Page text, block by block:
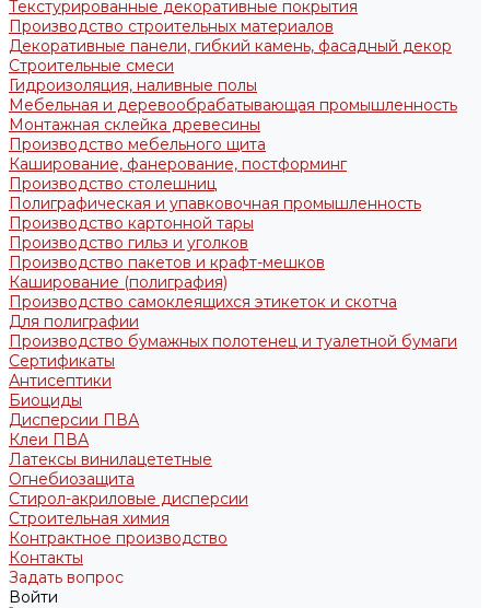
Текстурированные декоративные покрытия
Производство строительных материалов
Декоративные панели, гибкий камень, фасадный декор
Строительные смеси
Гидроизоляция, наливные полы
Мебельная и деревообрабатывающая промышленность
Монтажная склейка древесины
Производство мебельного щита
Каширование, фанерование, постформинг
Производство столешниц
Полиграфическая и упавковочная промышленность
Производство картонной тары
Производство гильз и уголков
Производство пакетов и крафт-мешков
Каширование (полиграфия)
Производство самоклеящихся этикеток и скотча
Для полиграфии
Производство бумажных полотенец и туалетной бумаги
Сертификаты
Антисептики
Биоциды
Дисперсии ПВА
Клеи ПВА
Латексы винилацететные
Огнебиозащита
Стирол-акриловые дисперсии
Строительная химия
Контрактное производство
Контакты
Задать вопрос
Войти